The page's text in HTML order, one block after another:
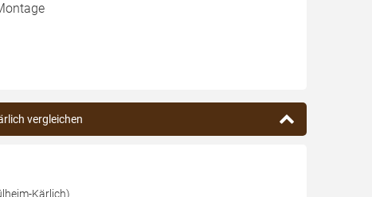
vergleichen
Kärlich)